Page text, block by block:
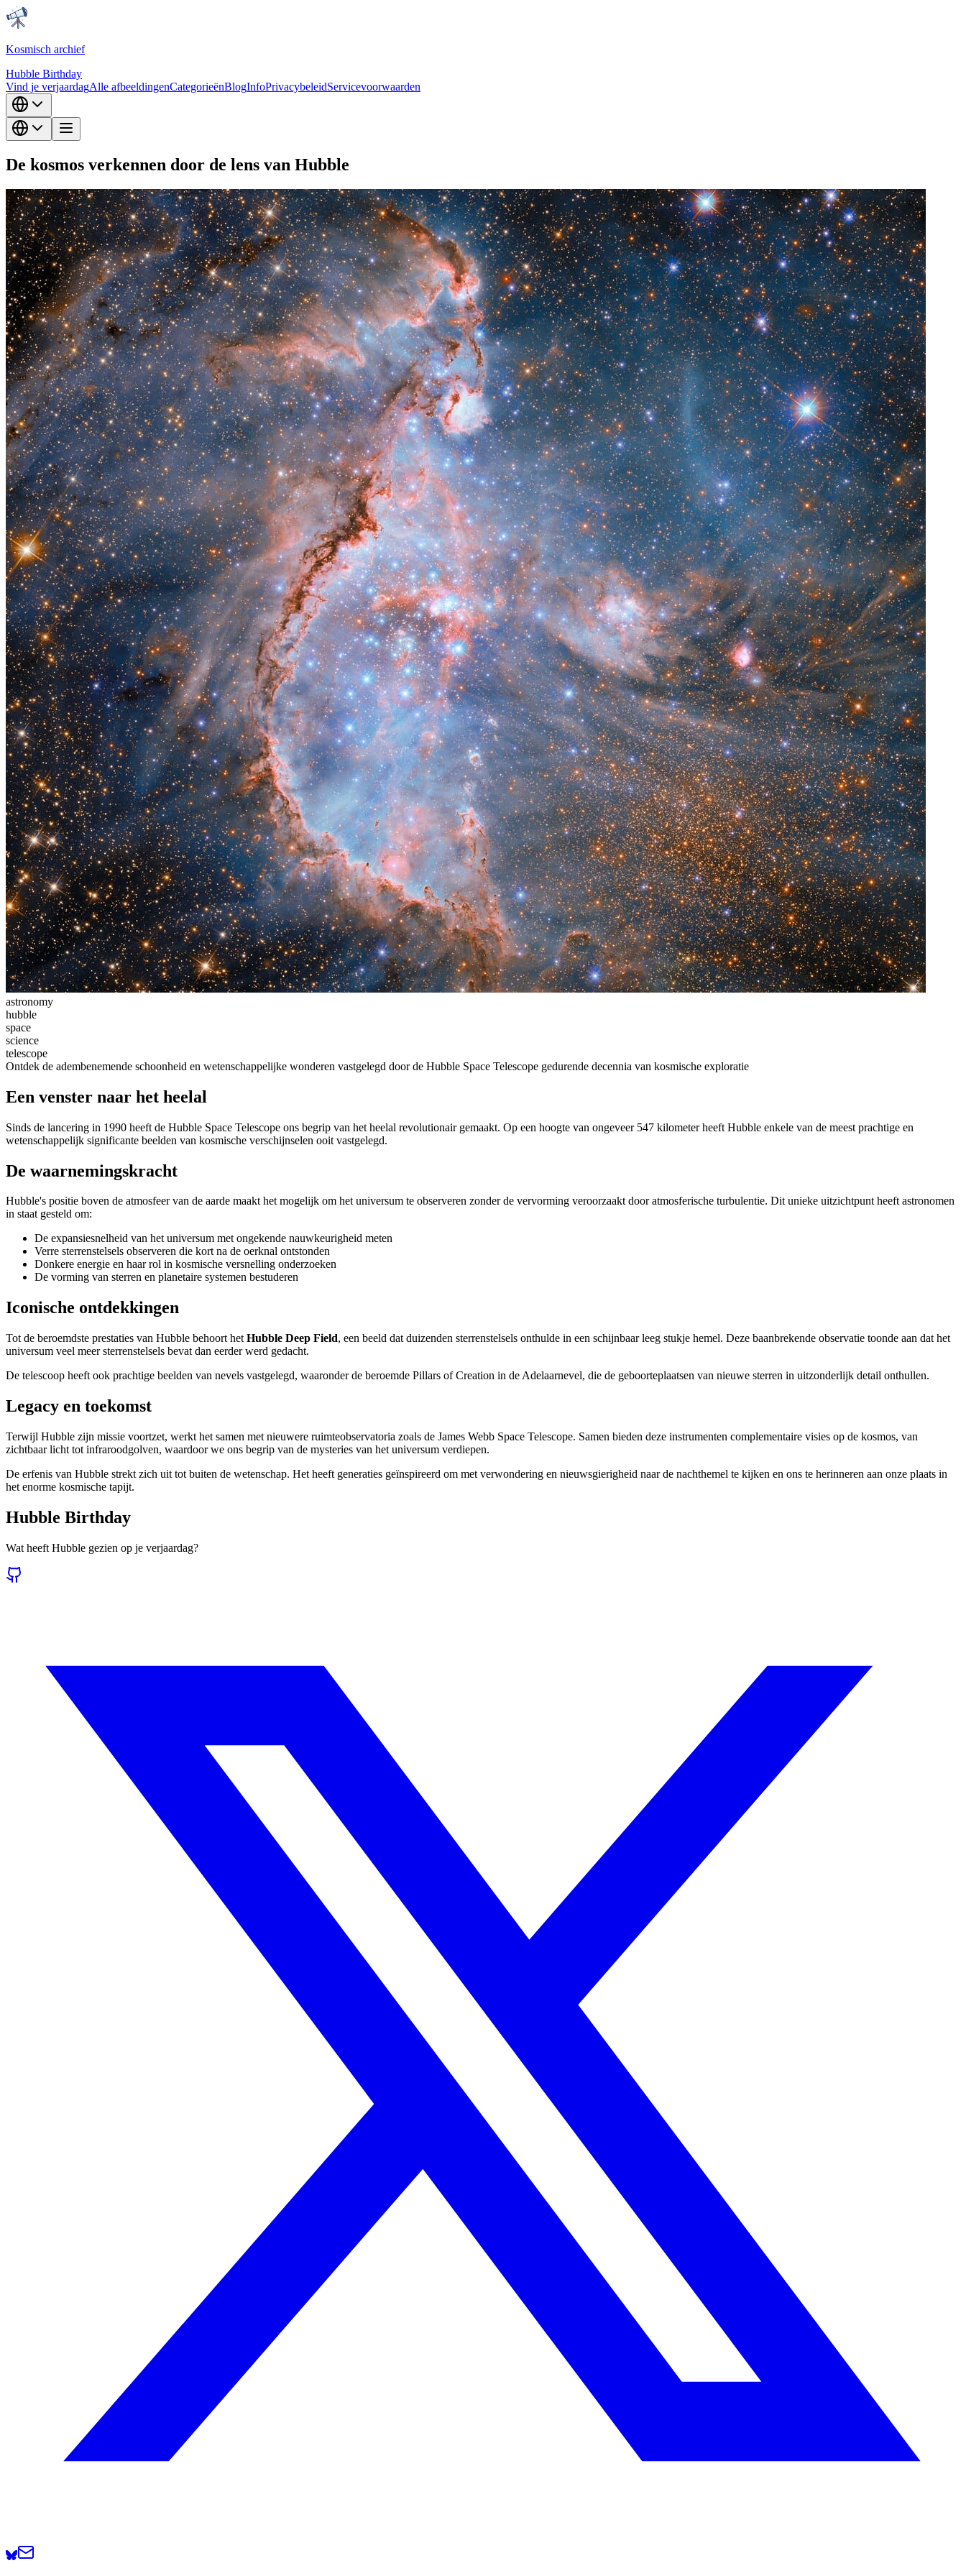
Kosmisch archief
Hubble Birthday
Vind je verjaardagAlle afbeeldingenCategorieënBlogInfoPrivacybeleidServicevoorwaarden
De kosmos verkennen door de lens van Hubble
astronomy
hubble
space
science
telescope
Ontdek de adembenemende schoonheid en wetenschappelijke wonderen vastgelegd door de Hubble Space Telescope gedurende decennia van kosmische exploratie
Een venster naar het heelal
Sinds de lancering in 1990 heeft de Hubble Space Telescope ons begrip van het heelal revolutionair gemaakt. Op een hoogte van ongeveer 547 kilometer heeft Hubble enkele van de meest prachtige en
wetenschappelijk significante beelden van kosmische verschijnselen ooit vastgelegd.
De waarnemingskracht
Hubble's positie boven de atmosfeer van de aarde maakt het mogelijk om het universum te observeren zonder de vervorming veroorzaakt door atmosferische turbulentie. Dit unieke uitzichtpunt heeft astronomen
in staat gesteld om:
De expansiesnelheid van het universum met ongekende nauwkeurigheid meten
Verre sterrenstelsels observeren die kort na de oerknal ontstonden
Donkere energie en haar rol in kosmische versnelling onderzoeken
De vorming van sterren en planetaire systemen bestuderen
Iconische ontdekkingen
Tot de beroemdste prestaties van Hubble behoort het Hubble Deep Field, een beeld dat duizenden sterrenstelsels onthulde in een schijnbaar leeg stukje hemel. Deze baanbrekende observatie toonde aan dat het
universum veel meer sterrenstelsels bevat dan eerder werd gedacht.
De telescoop heeft ook prachtige beelden van nevels vastgelegd, waaronder de beroemde Pillars of Creation in de Adelaarnevel, die de geboorteplaatsen van nieuwe sterren in uitzonderlijk detail onthullen.
Legacy en toekomst
Terwijl Hubble zijn missie voortzet, werkt het samen met nieuwere ruimteobservatoria zoals de James Webb Space Telescope. Samen bieden deze instrumenten complementaire visies op de kosmos, van
zichtbaar licht tot infraroodgolven, waardoor we ons begrip van de mysteries van het universum verdiepen.
De erfenis van Hubble strekt zich uit tot buiten de wetenschap. Het heeft generaties geïnspireerd om met verwondering en nieuwsgierigheid naar de nachthemel te kijken en ons te herinneren aan onze plaats in
het enorme kosmische tapijt.
Hubble Birthday
Wat heeft Hubble gezien op je verjaardag?